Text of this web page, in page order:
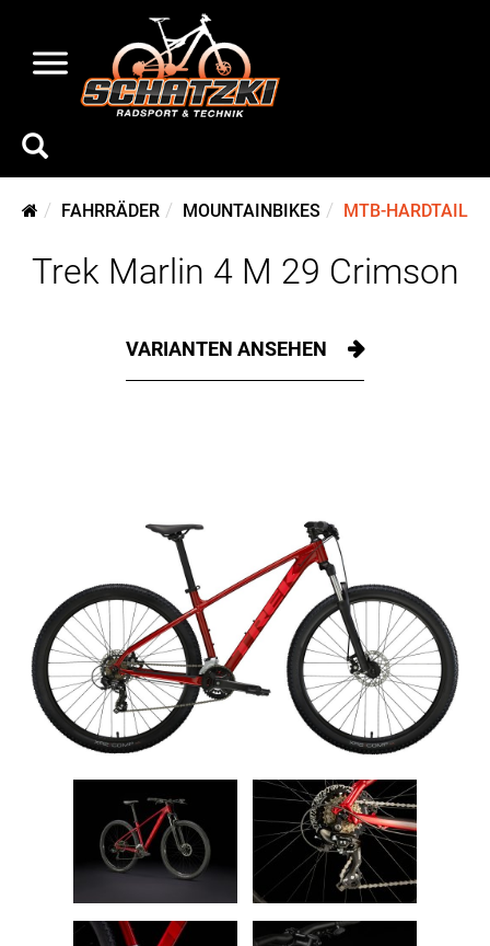
FAHRRÄDER MOUNTAINBIKES MTB-HARDTAIL
Trek Marlin 4 M 29 Crimson
VARIANTEN ANSEHEN